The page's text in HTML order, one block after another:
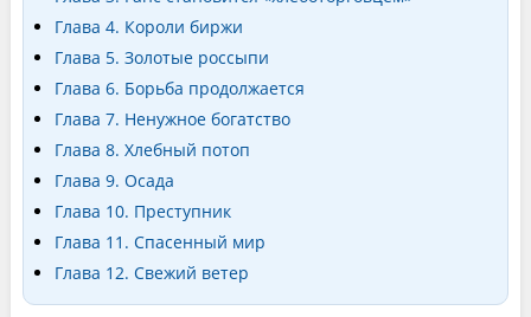
Глава 4. Короли биржи
Глава 5. Золотые россыпи
Глава 6. Борьба продолжается
Глава 7. Ненужное богатство
Глава 8. Хлебный потоп
Глава 9. Осада
Глава 10. Преступник
Глава 11. Спасенный мир
Глава 12. Свежий ветер